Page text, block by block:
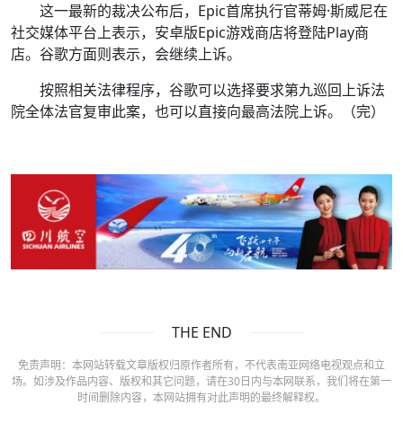
这一最新的裁决公布后，Epic首席执行官蒂姆·斯威尼在
社交媒体平台上表示，安卓版Epic游戏商店将登陆Play商
店。谷歌方面则表示，会继续上诉。
按照相关法律程序，谷歌可以选择要求第九巡回上诉法
院全体法官复审此案，也可以直接向最高法院上诉。（完）
THE END
免责声明：本网站转载文章版权归原作者所有，不代表南亚网络电视观点和立
场。如涉及作品内容、版权和其它问题，请在30日内与本网联系，我们将在第一
时间删除内容，本网站拥有对此声明的最终解释权。